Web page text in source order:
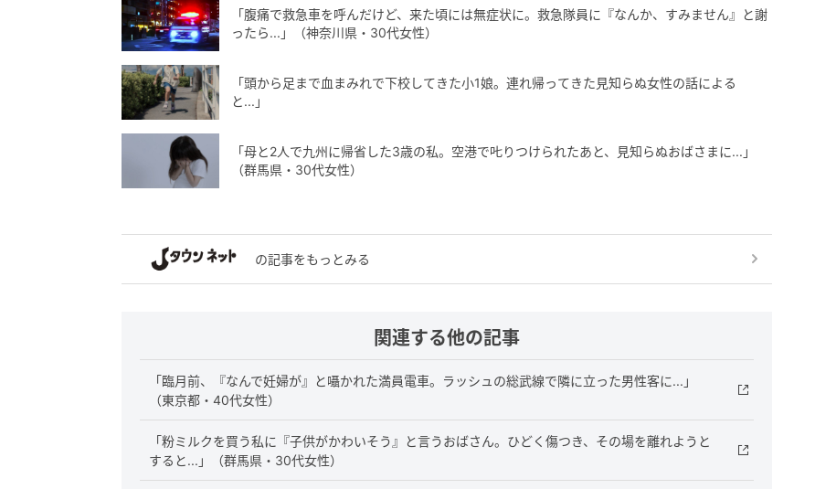
「腹痛で救急車を呼んだけど、来た頃には無症状に。救急隊員に『なんか、すみません』と謝
ったら...」（神奈川県・30代女性）
「頭から足まで血まみれで下校してきた小1娘。連れ帰ってきた見知らぬ女性の話による
と...」
「母と2人で九州に帰省した3歳の私。空港で𠮟りつけられたあと、見知らぬおばさまに...」
（群馬県・30代女性）
の記事をもっとみる
関連する他の記事
「臨月前、『なんで妊婦が』と囁かれた満員電車。ラッシュの総武線で隣に立った男性客に...」
（東京都・40代女性）
「粉ミルクを買う私に『子供がかわいそう』と言うおばさん。ひどく傷つき、その場を離れようと
すると...」（群馬県・30代女性）